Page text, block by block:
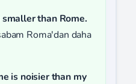
than Rome.
Roma'dan daha
is noisier than my